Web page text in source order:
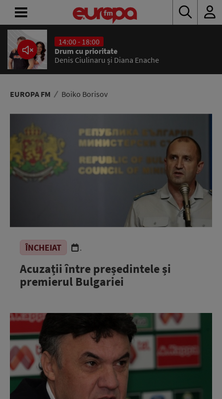
14:00 - 18:00
Drum cu prioritate
Denis Ciulinaru și Diana Enache
EUROPA FM Boiko Borisov
ÎNCHEIAT .
Acuzații între președintele și
premierul Bulgariei
ACASĂ
ȘTIRI
RADIO
CONCURSURI
PODCAST
ASCULTĂ
LIVE